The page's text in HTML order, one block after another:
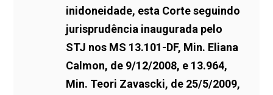
inidoneidade, esta Corte seguindo
jurisprudência inaugurada pelo
STJ nos MS 13.101-DF, Min. Eliana
Calmon, de 9/12/2008, e 13.964,
Min. Teori Zavascki, de 25/5/2009,